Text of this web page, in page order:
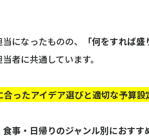
になったものの、
「何をすれば
者に共通しています。
合ったアイデア選びと適切な予算設
事・日帰りのジャンル別におす